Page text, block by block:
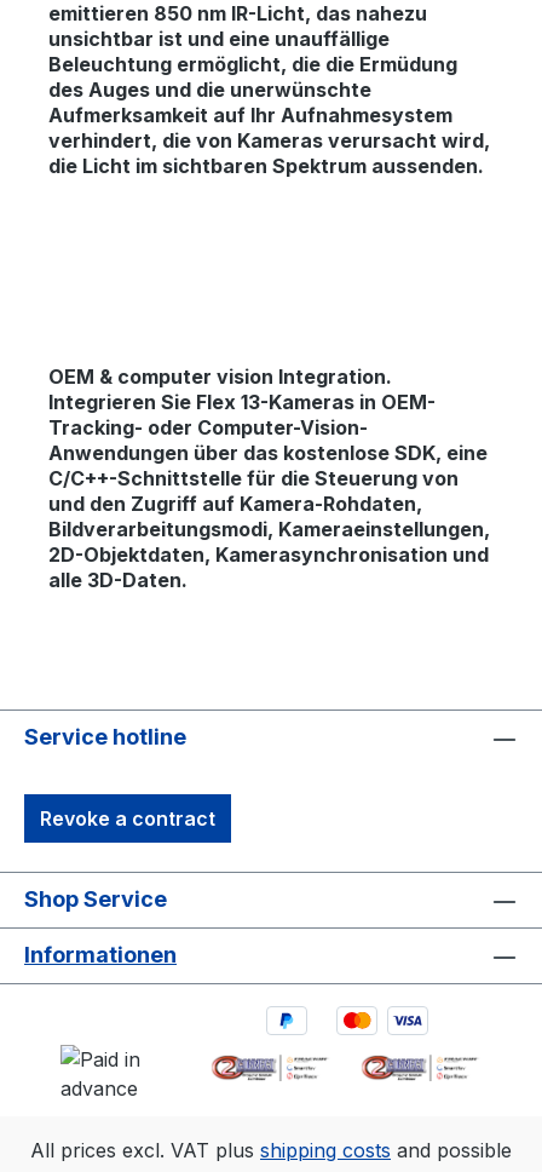
emittieren 850 nm IR-Licht, das nahezu
unsichtbar ist und eine unauffällige
Beleuchtung ermöglicht, die die Ermüdung
des Auges und die unerwünschte
Aufmerksamkeit auf Ihr Aufnahmesystem
verhindert, die von Kameras verursacht wird,
die Licht im sichtbaren Spektrum aussenden.
OEM & computer vision Integration.
Integrieren Sie Flex 13-Kameras in OEM-
Tracking- oder Computer-Vision-
Anwendungen über das kostenlose SDK, eine
C/C++-Schnittstelle für die Steuerung von
und den Zugriff auf Kamera-Rohdaten,
Bildverarbeitungsmodi, Kameraeinstellungen,
2D-Objektdaten, Kamerasynchronisation und
alle 3D-Daten.
Service hotline
Revoke a contract
Shop Service
Informationen
All prices excl. VAT plus shipping costs and possible